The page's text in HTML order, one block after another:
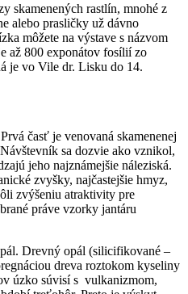
skamenených rastlín, mnohé z
alebo prasličky už dávno
môžete na výstave s názvom
až 800 exponátov fosílií zo
je vo Vile dr. Lisku do 14.
časť je venovaná skamenenej
sa dozvie ako vznikol,
jeho najznámejšie náleziská.
zvyšky, najčastejšie hmyz,
zvýšeniu atraktivity pre
práve vzorky jantáru
Drevný opál (silicifikované –
dreva roztokom kyseliny
úzko súvisí s vulkanizmom,